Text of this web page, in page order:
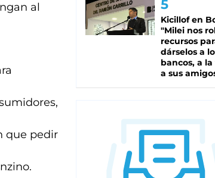
al
que pedir
Kicillof en
"Milei nos
recursos
dárselos a
bancos, a
a sus